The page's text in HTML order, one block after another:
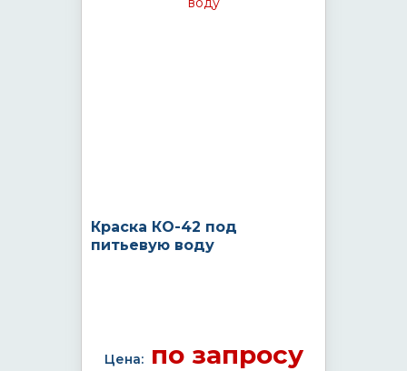
Краска КО-42 под
питьевую воду
Цена:по запросу